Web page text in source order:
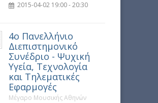
2015-04-02 19:00 - 20:30
4ο Πανελλήνιο
Διεπιστημονικό
Συνέδριο - Ψυχική
Υγεία, Τεχνολογία
και Τηλεματικές
Εφαρμογές
Μέγαρο Μουσικής Αθηνών